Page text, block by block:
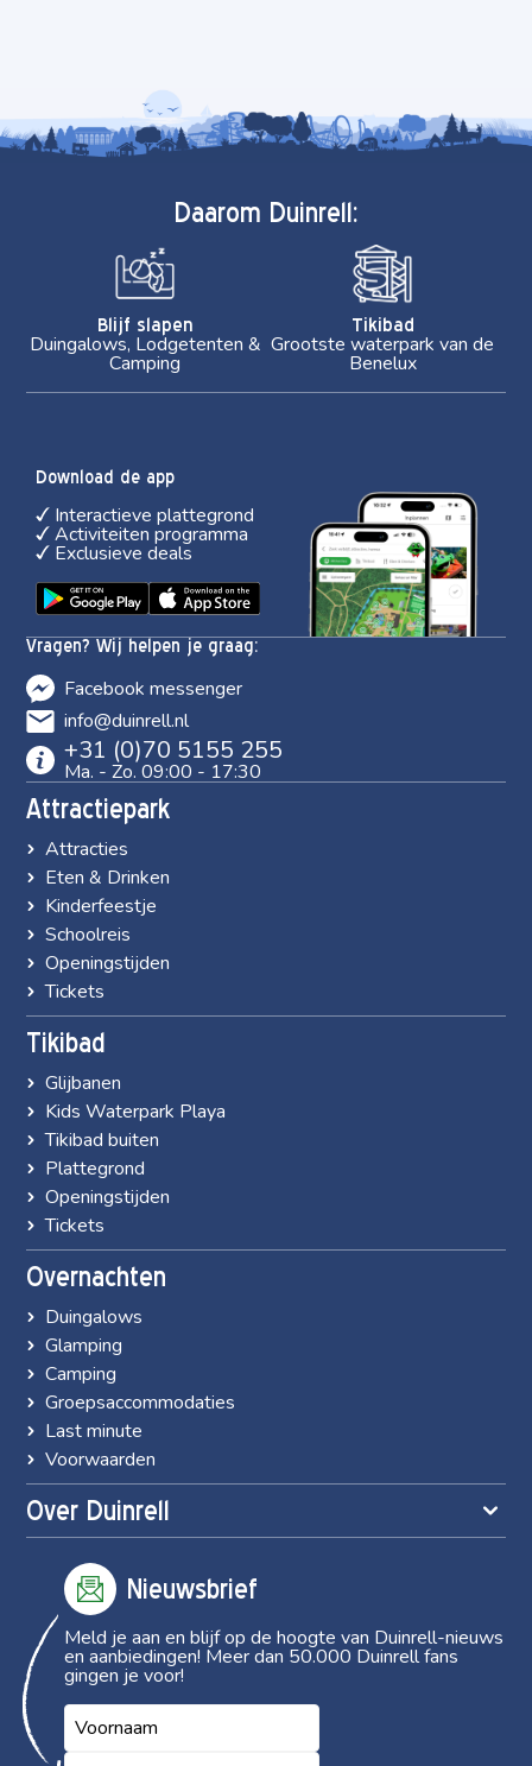
Daarom Duinrell:
Blijf slapen
Duingalows, Lodgetenten &
Camping
Tikibad
Grootste waterpark van de
Benelux
Vragen? Wij helpen je graag:
Facebook messenger
info@duinrell.nl
+31 (0)70 5155 255
Ma. - Zo. 09:00 - 17:30
Download de app
Interactieve plattegrond
Activiteiten programma
Exclusieve deals
Attractiepark
Attracties
Eten & Drinken
Kinderfeestje
Schoolreis
Openingstijden
Tickets
Tikibad
Glijbanen
Kids Waterpark Playa
Tikibad buiten
Plattegrond
Openingstijden
Tickets
Overnachten
Duingalows
Glamping
Camping
Groepsaccommodaties
Last minute
Voorwaarden
Over Duinrell
Nieuwsbrief
Meld je aan en blijf op de hoogte van Duinrell-nieuws
en aanbiedingen! Meer dan 50.000 Duinrell fans
gingen je voor!